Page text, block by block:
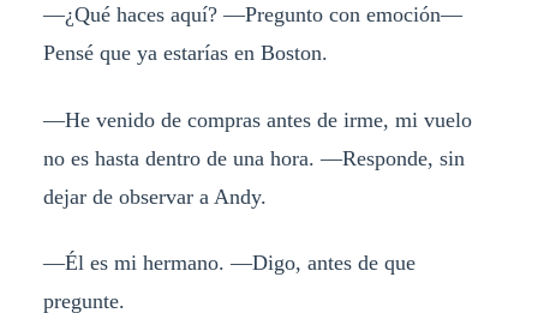
—¿Qué haces aquí? —Pregunto con emoción—
Pensé que ya estarías en Boston.
—He venido de compras antes de irme, mi vuelo
no es hasta dentro de una hora. —Responde, sin
dejar de observar a Andy.
—Él es mi hermano. —Digo, antes de que
pregunte.